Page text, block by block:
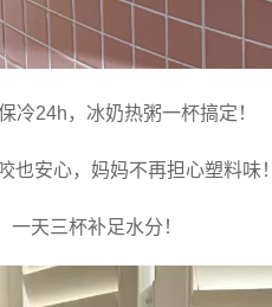
冷24h，冰奶热粥一杯搞定！
也安心，妈妈不再担心塑料味！
天三杯补足水分！